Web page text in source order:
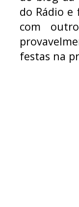
do Rádio
com
festas na